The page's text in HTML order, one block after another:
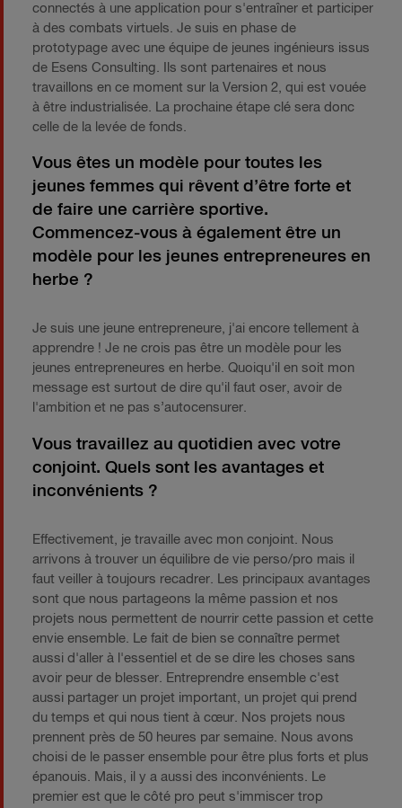
connectés à une application pour s'entraîner et participer
à des combats virtuels. Je suis en phase de
prototypage avec une équipe de jeunes ingénieurs issus
de Esens Consulting. Ils sont partenaires et nous
travaillons en ce moment sur la Version 2, qui est vouée
à être industrialisée. La prochaine étape clé sera donc
celle de la levée de fonds. ​
Vous êtes un modèle pour toutes les
jeunes femmes qui rêvent d’être forte et
de faire une carrière sportive.
Commencez-vous à également être un
modèle pour les jeunes entrepreneures en
herbe ?
​Je suis une jeune entrepreneure, j'ai encore tellement à
apprendre ! Je ne crois pas être un modèle pour les
jeunes entrepreneures en herbe. Quoiqu'il en​ soit mon
message est surtout de dire qu'il faut oser, avoir de
l'ambition et ne pas s’autocensurer.
Vous travaillez au quotidien avec votre
conjoint. Quels sont les avantages et
inconvénients ?
​Effectivement, je travaille avec mon conjoint. Nous
arrivons à trouver un équilibre de vie perso/pro mais il
faut veiller à toujours recadrer. Les principaux avantages
sont que nous partageons la même passion et nos
projets nous permettent de nourrir cette passion et cette
envie ensemble. Le fait de bien se connaître permet
aussi d'aller à l'essentiel et de se dire les choses sans
avoir peur de blesser. Entreprendre ensemble c'est
aussi partager un projet important, un projet qui prend
du temps et qui nous tient à cœur. Nos projets nous
prennent près de 50 heures par semaine. Nous avons
choisi de le passer ensemble pour être plus forts et plus
épanouis. Mais, il y a aussi des inconvénients. Le
premier est que le côté pro peut s'immiscer trop